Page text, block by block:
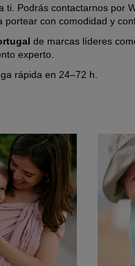
ti. Podrás contactarnos por
con comodidad y
de marcas líderes
experto.
rápida en 24–72 h.